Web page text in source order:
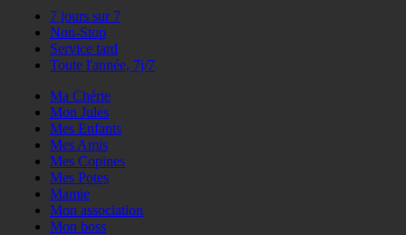
7 jours sur 7
Non-Stop
Service tard
Toute l'année, 7j/7
Ma Chérie
Mon Jules
Mes Enfants
Mes Amis
Mes Copines
Mes Potes
Mamie
Mon association
Mon boss